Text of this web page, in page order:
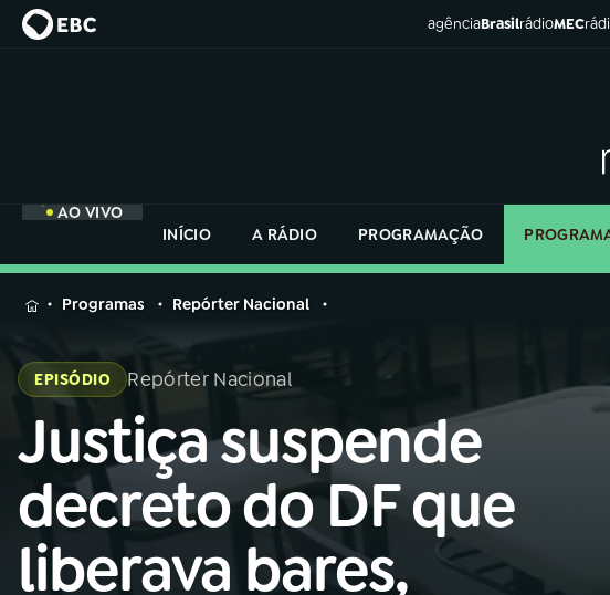
agênciaBrasilrádioMEC
AO VIVO
INÍCIO
A RÁDIO PROGRAMAÇÃO
MENU
Buscar
na
Rádio
Nacional
AO VIVO
01 INÍCIO
na
Rádio
Nacional
Programas Repórter Nacional
EPISÓDIO Repórter Nacional
Justiça suspende
decreto do DF que
liberava bares,